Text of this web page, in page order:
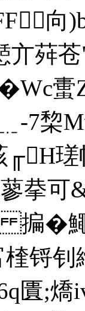
亣荈
�Wc
﹎-
╓H
拲可
揙
锊钊
匱;燆